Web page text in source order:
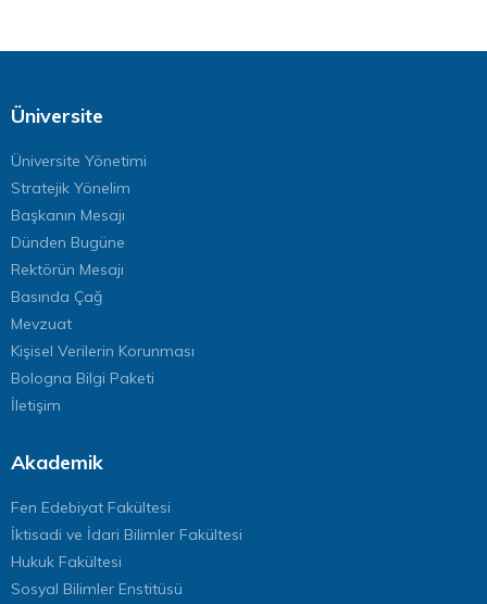
Üniversite
Üniversite Yönetimi
Stratejik Yönelim
Başkanın Mesajı
Dünden Bugüne
Rektörün Mesajı
Basında Çağ
Mevzuat
Kişisel Verilerin Korunması
Bologna Bilgi Paketi
İletişim
Akademik
Fen Edebiyat Fakültesi
İktisadi ve İdari Bilimler Fakültesi
Hukuk Fakültesi
Sosyal Bilimler Enstitüsü